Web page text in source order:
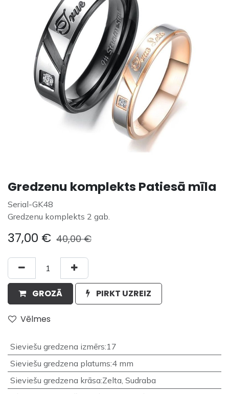
Gredzenu komplekts Patiesā mīla
Serial-GK48
Gredzenu komplekts 2 gab.
37,00 € 40,00€
GROZĀ PIRKT UZREIZ
Vēlmes
Sieviešu gredzena izmērs:17
Sieviešu gredzena platums:4 mm
Sieviešu gredzena krāsa:Zelta, Sudraba